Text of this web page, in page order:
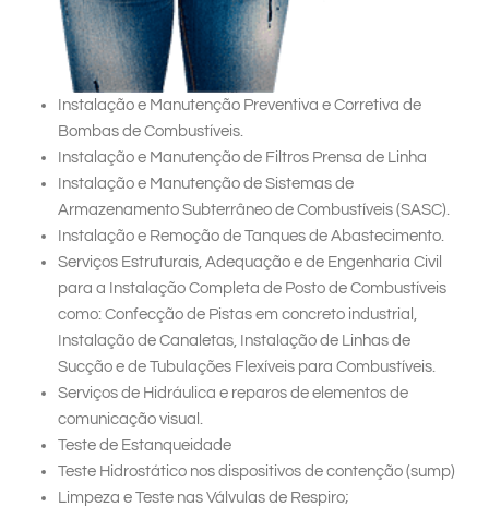
Instalação e Manutenção Preventiva e Corretiva de
Bombas de Combustíveis.
Instalação e Manutenção de Filtros Prensa de Linha
Instalação e Manutenção de Sistemas de
Armazenamento Subterrâneo de Combustíveis (SASC).
Instalação e Remoção de Tanques de Abastecimento.
Serviços Estruturais, Adequação e de Engenharia Civil
para a Instalação Completa de Posto de Combustíveis
como: Confecção de Pistas em concreto industrial,
Instalação de Canaletas, Instalação de Linhas de
Sucção e de Tubulações Flexíveis para Combustíveis.
Serviços de Hidráulica e reparos de elementos de
comunicação visual.
Teste de Estanqueidade
Teste Hidrostático nos dispositivos de contenção (sump)
Limpeza e Teste nas Válvulas de Respiro;